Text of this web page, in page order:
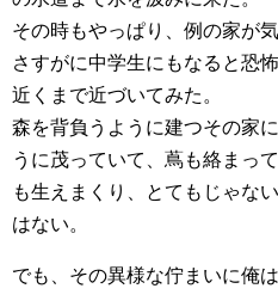
その時もやっぱり、例の家が気
さすがに中学生にもなると恐
近くまで近づいてみた。
森を背負うように建つその家
うに茂っていて、蔦も絡まっ
も生えまくり、とてもじゃな
はない。
でも、その異様な佇まいに俺は